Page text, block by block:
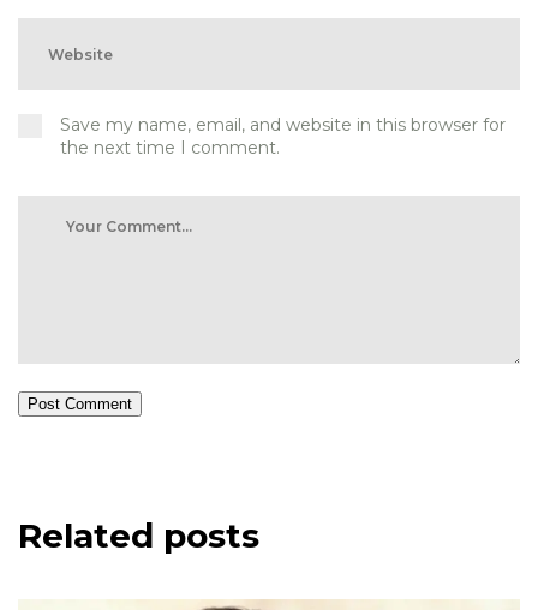
Save my name, email, and website in this browser for
the next time I comment.
Post Comment
Related posts